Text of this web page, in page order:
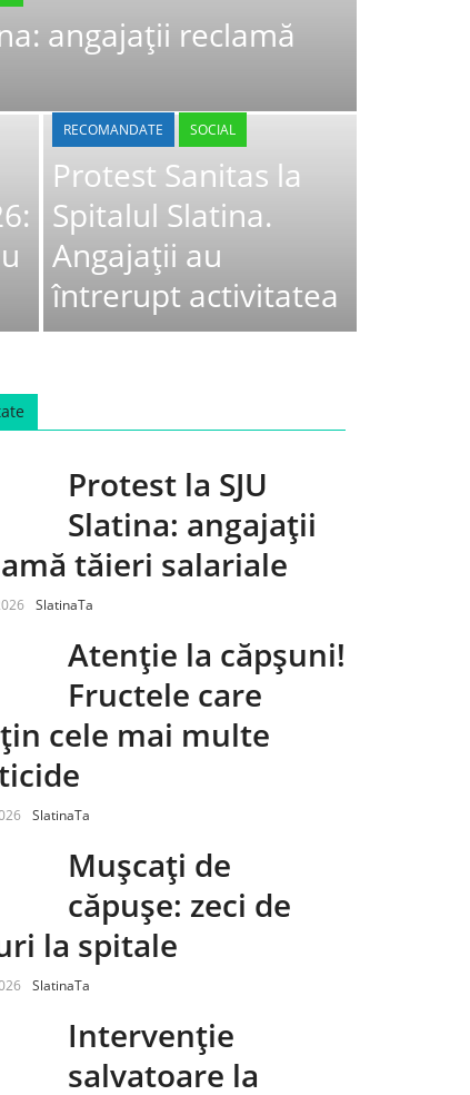
angajații reclamă
RECOMANDATE SOCIAL
Protest Sanitas la
Spitalul Slatina.
Angajații au
întrerupt activitatea
Protest la SJU
Slatina: angajații
tăieri salariale
SlatinaTa
Atenție la căpșuni!
Fructele care
cele mai multe
SlatinaTa
Mușcați de
căpușe: zeci de
la spitale
SlatinaTa
Intervenție
salvatoare la